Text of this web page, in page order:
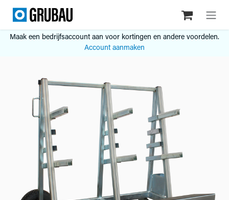
Overslaan naar inhoud
Maak een bedrijfsaccount aan voor kortingen en andere voordelen.
Account aanmaken